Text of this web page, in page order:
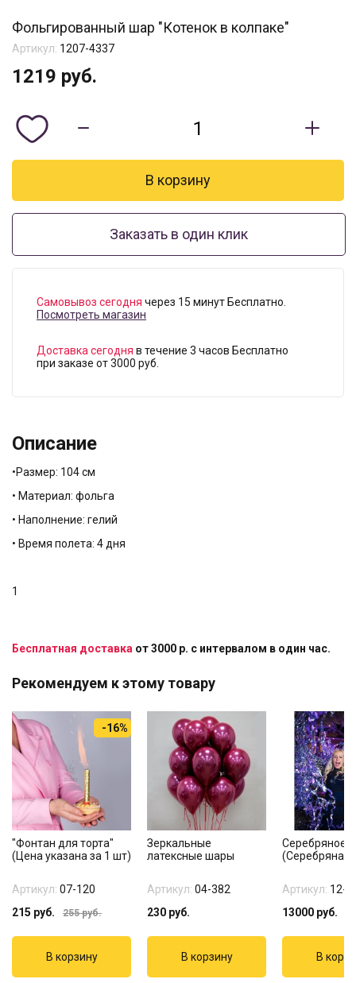
Фольгированный шар "Котенок в колпаке"
Артикул: 1207-4337
1219 руб.
Заказать в один клик
Самовывоз сегодня через 15 минут Бесплатно.
Посмотреть магазин
Доставка сегодня в течение 3 часов Бесплатно
при заказе от 3000 руб.
Описание
•Размер: 104 см
• Материал: фольга
• Наполнение: гелий
• Время полета: 4 дня
1
Бесплатная доставка от 3000 р. с интервалом в один час.
Рекомендуем к этому товару
-16%
"Фонтан для торта"
(Цена указана за 1 шт)
Артикул: 07-120
215 руб. 255руб.
Зеркальные
латексные шары
Артикул: 04-382
230 руб.
Серебряное
(Серебряная
Артикул: 12-
13000 руб.